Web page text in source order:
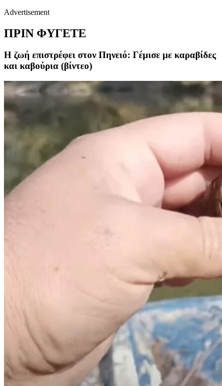
Advertisement
ΠΡΙΝ ΦΥΓΕΤΕ
Η ζωή επιστρέφει στον Πηνειό: Γέμισε με καραβίδες
και καβούρια (βίντεο)